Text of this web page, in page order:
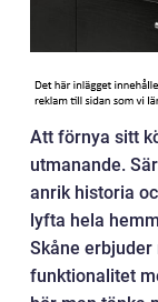
Att förnya sitt
utmanande.
anrik historia
lyfta hela
Skåne
funktionalitet